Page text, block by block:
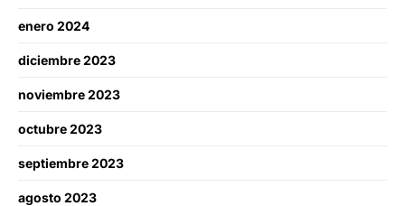
enero 2024
diciembre 2023
noviembre 2023
octubre 2023
septiembre 2023
agosto 2023